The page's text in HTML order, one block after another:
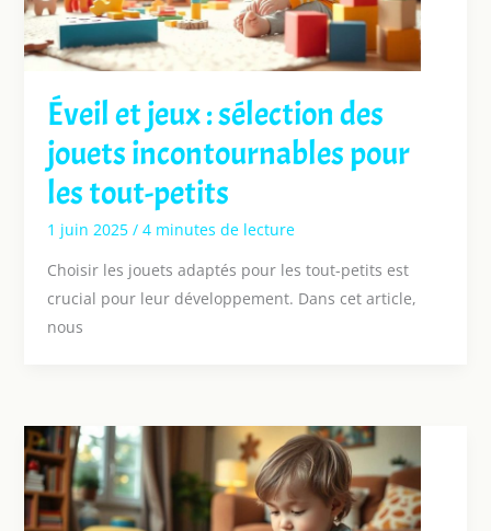
Éveil et jeux : sélection des
jouets incontournables pour
les tout-petits
1 juin 2025 / 4 minutes de lecture
Choisir les jouets adaptés pour les tout-petits est
crucial pour leur développement. Dans cet article,
nous